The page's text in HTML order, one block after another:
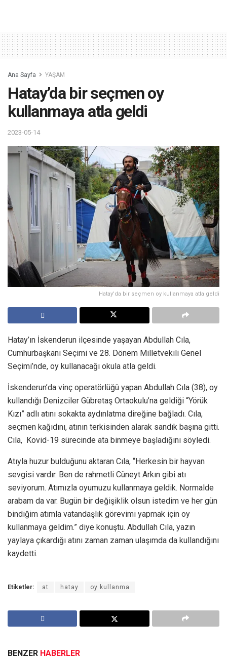
Ana Sayfa YAŞAM
Hatay’da bir seçmen oy
kullanmaya atla geldi
2023-05-14
Hatay'da bir seçmen oy kullanmaya atla geldi
Hatay’ın İskenderun ilçesinde yaşayan Abdullah Cıla,
Cumhurbaşkanı Seçimi ve 28. Dönem Milletvekili Genel
Seçimi’nde, oy kullanacağı okula atla geldi.
İskenderun’da vinç operatörlüğü yapan Abdullah Cıla (38), oy
kullandığı Denizciler Gübretaş Ortaokulu’na geldiği “Yörük
Kızı” adlı atını sokakta aydınlatma direğine bağladı. Cıla,
seçmen kağıdını, atının terkisinden alarak sandık başına gitti.
Cıla, Kovid-19 sürecinde ata binmeye başladığını söyledi.
Atıyla huzur bulduğunu aktaran Cıla, “Herkesin bir hayvan
sevgisi vardır. Ben de rahmetli Cüneyt Arkın gibi atı
seviyorum. Atımızla oyumuzu kullanmaya geldik. Normalde
arabam da var. Bugün bir değişiklik olsun istedim ve her gün
bindiğim atımla vatandaşlık görevimi yapmak için oy
kullanmaya geldim.” diye konuştu. Abdullah Cıla, yazın
yaylaya çıkardığı atını zaman zaman ulaşımda da kullandığını
kaydetti.
Etiketler: at hatay oy kullanma
BENZER HABERLER